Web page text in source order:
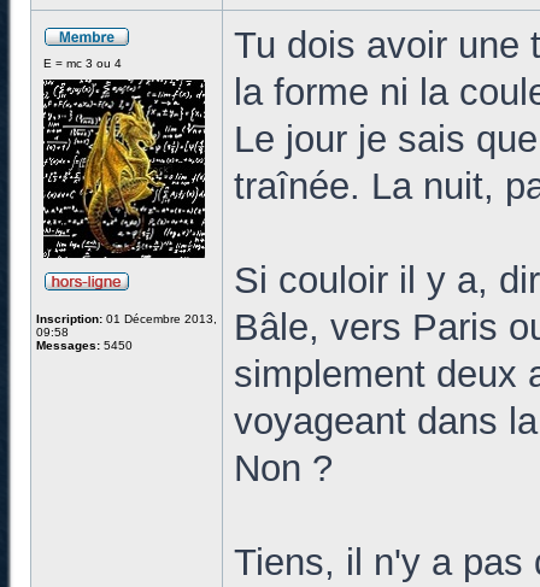
E = mc 3 ou 4
Inscription: 01 Décembre 2013,
09:58
Messages: 5450
Tu dois avoir une
la forme ni la
Le jour je sais
traînée. La nuit,
Si couloir il y a,
Bâle, vers Paris
simplement deux
voyageant dans
Non ?
Tiens, il n'y a pas